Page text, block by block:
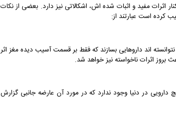
اثرات مفید و اثبات شده اش، اشکالاتی نیز دارد. بعضی از نکات
کرده است عبارتند از:
اند داروهایی بسازند که فقط بر قسمت آسیب دیده مغز اثر
بروز اثرات ناخواسته نیز خواهد شد.
در دنیا وجود ندارد که در مورد آن عارضه جانبی گزارش